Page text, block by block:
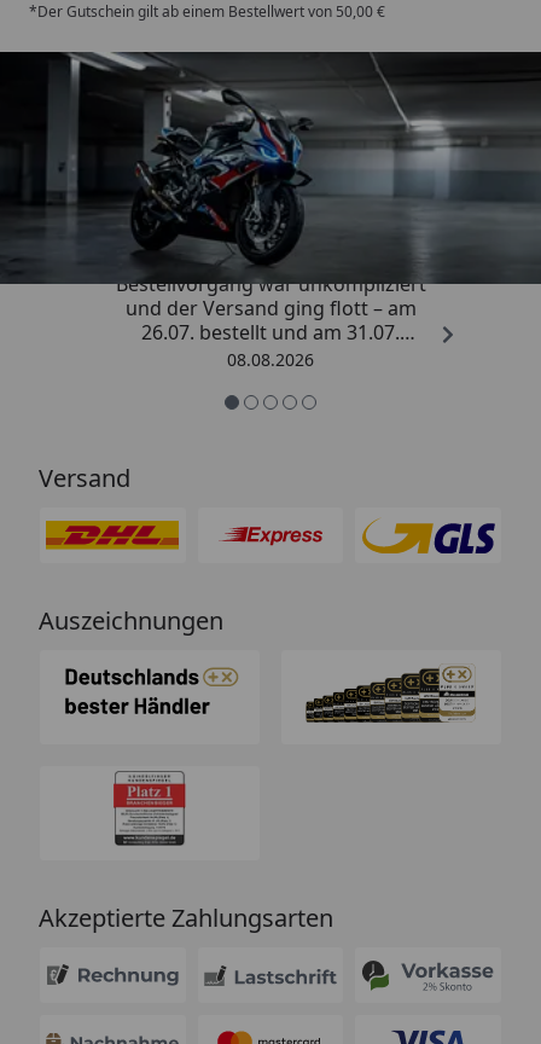
*Der Gutschein gilt ab einem Bestellwert von 50,00 €
Trusted Shops
4,85/ 5
„Sehr zufriedener Kauf! Der
Bestellvorgang war unkompliziert
und der Versand ging flott – am
26.07. bestellt und am 31.07.
geliefert. Die Abdeckplane
Beschreibung und schützt
08.08.2026
Versand
Auszeichnungen
Akzeptierte Zahlungsarten